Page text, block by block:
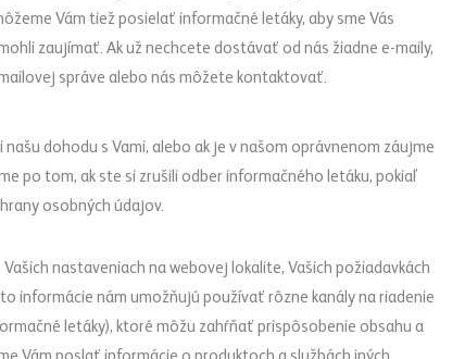
Vám tiež posielať informačné letáky, aby sme Vás
zaujímať. Ak už nechcete dostávať od nás žiadne e-maily,
správe alebo nás môžete kontaktovať.
dohodu s Vami, alebo ak je v našom oprávnenom záujme
po tom, ak ste si zrušili odber informačného letáku, pokiaľ
osobných údajov.
nastaveniach na webovej lokalite, Vašich požiadavkách
informácie nám umožňujú používať rôzne kanály na riadenie
letáky), ktoré môžu zahŕňať prispôsobenie obsahu a
Vám poslať informácie o produktoch a službách iných